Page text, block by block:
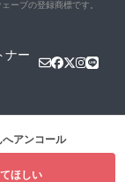
番号」･
「氏
名」の
しま
ーブの登録商標です。
ナー
へアンコール
ほしい